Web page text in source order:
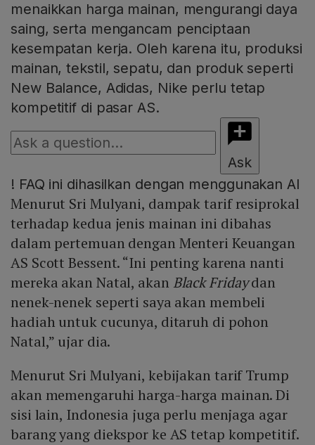
menaikkan harga mainan, mengurangi daya
saing, serta mengancam penciptaan
kesempatan kerja. Oleh karena itu, produksi
mainan, tekstil, sepatu, dan produk seperti
New Balance, Adidas, Nike perlu tetap
kompetitif di pasar AS.
Ask
! FAQ ini dihasilkan dengan menggunakan AI
Menurut Sri Mulyani, dampak tarif resiprokal
terhadap kedua jenis mainan ini dibahas
dalam pertemuan dengan Menteri Keuangan
AS Scott Bessent. “Ini penting karena nanti
mereka akan Natal, akan Black Fridaydan
nenek-nenek seperti saya akan membeli
hadiah untuk cucunya, ditaruh di pohon
Natal,” ujar dia.
Menurut Sri Mulyani, kebijakan tarif Trump
akan memengaruhi harga-harga mainan. Di
sisi lain, Indonesia juga perlu menjaga agar
barang yang diekspor ke AS tetap kompetitif.